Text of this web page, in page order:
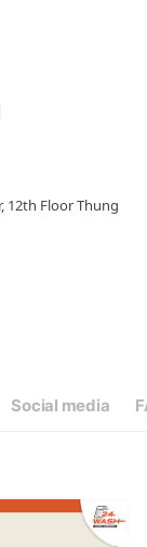
12th Floor Thung
Social media